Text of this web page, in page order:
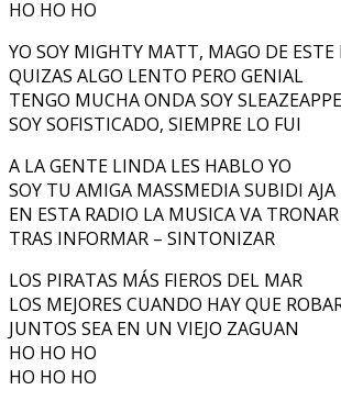
HO HO HO
YO SOY MIGHTY MATT, MAGO DE ESTE
QUIZAS ALGO LENTO PERO GENIAL
TENGO MUCHA ONDA SOY
SOY SOFISTICADO, SIEMPRE LO FUI
A LA GENTE LINDA LES HABLO YO
SOY TU AMIGA MASSMEDIA SUBIDI AJA
EN ESTA RADIO LA MUSICA VA TRONAR
TRAS INFORMAR – SINTONIZAR
LOS PIRATAS MÁS FIEROS DEL MAR
LOS MEJORES CUANDO HAY QUE
JUNTOS SEA EN UN VIEJO ZAGUAN
HO HO HO
HO HO HO